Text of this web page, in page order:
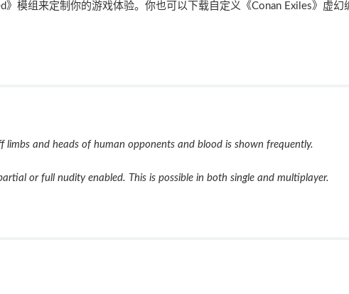
》模组来定制你的游戏体验。你也可以下载自定义《Conan Exiles》虚幻
and heads of human opponents and blood is shown frequently.
or full nudity enabled. This is possible in both single and multiplayer.